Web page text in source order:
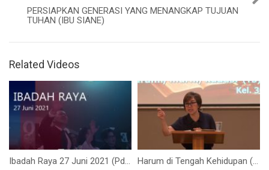
PERSIAPKAN GENERASI YANG MENANGKAP TUJUAN
TUHAN (IBU SIANE)
Related Videos
Ibadah Raya 27 Juni 2021 (Pdt. Samuel Pristiwantoro) Harum di Tengah Kehidupan (Ibu Elizabeth Mutiara)